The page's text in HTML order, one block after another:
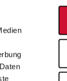
Bei
wenden